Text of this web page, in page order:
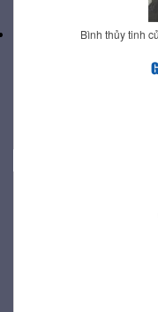
Bình thủy tinh